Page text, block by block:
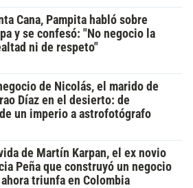
Cana, Pampita habló sobre
y se confesó: "No negocio la
ni de respeto"
de Nicolás, el marido de
Díaz en el desierto: de
un imperio a astrofotógrafo
de Martín Karpan, el ex novio
Peña que construyó un negocio
triunfa en Colombia